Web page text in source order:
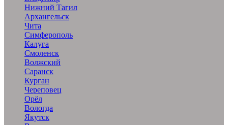
Нижний Тагил
Архангельск
Чита
Симферополь
Калуга
Смоленск
Волжский
Саранск
Курган
Череповец
Орёл
Вологда
Якутск